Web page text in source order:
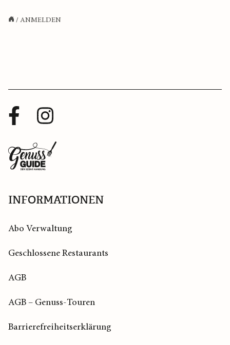
/ ANMELDEN
Facebook
Profil
Instagram
Zurück
zur
INFORMATIONEN
Abo Verwaltung
Geschlossene Restaurants
AGB
AGB – Genuss-Touren
Barrierefreiheitserklärung